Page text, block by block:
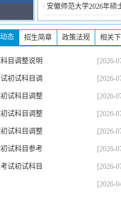
· 安徽师范大学2026年硕
态 招生简章 政策法规 相关
目调整说明 [2026-
初试科目调 [2026-
试科目调整 [2026-
试科目调整 [2026-
试科目调整 [2026-
试科目参考 [2026-
试初试科目 [2026-
[2026-